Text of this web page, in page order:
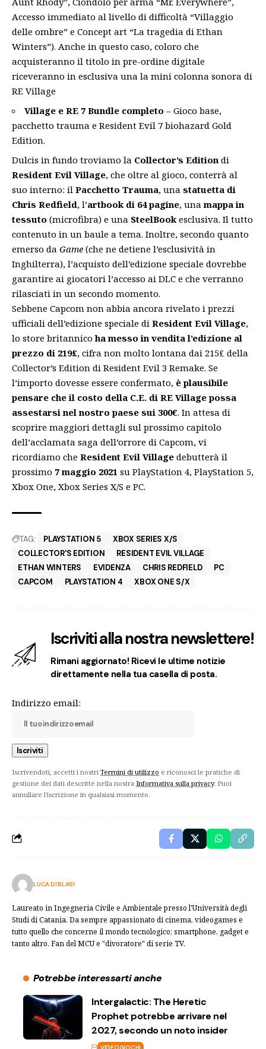
Accesso immediato al livello di difficoltà “Villaggio
delle ombre” e Concept art “La tragedia di Ethan
Winters”). Anche in questo caso, coloro che
acquisteranno il titolo in pre-ordine digitale
riceveranno in esclusiva una la mini colonna sonora di
RE Village
Village e RE 7 Bundle completo – Gioco base,
pacchetto trauma e Resident Evil 7 biohazard Gold
Edition.
Dulcis in fundo troviamo la Collector’s Edition di
Resident Evil Village, che oltre al gioco, conterrà al
suo interno: il Pacchetto Trauma, una statuetta di
Chris Redfield, l’artbook di 64 pagine, unamappa in
tessuto (microfibra) e una SteelBook esclusiva. Il tutto
contenuto in un baule a tema. Inoltre, secondo quanto
emerso da Game (che ne detiene l’esclusività in
Inghilterra), l’acquisto dell’edizione speciale dovrebbe
garantire ai giocatori l’accesso ai DLC e che verranno
rilasciati in un secondo momento.
Sebbene Capcom non abbia ancora rivelato i prezzi
ufficiali dell’edizione speciale di Resident Evil Village,
lo store britannicoha messo in vendita l’edizione al
prezzo di 219£, cifra non molto lontana dai 215£ della
Collector’s Edition di Resident Evil 3 Remake. Se
l’importo dovesse essere confermato, è plausibile
pensare che il costo della C.E. di RE Village possa
assestarsi nel nostro paese sui 300€. In attesa di
scoprire maggiori dettagli sul prossimo capitolo
dell’acclamata saga dell’orrore di Capcom, vi
ricordiamo che Resident Evil Village debutterà il
prossimo 7 maggio 2021 su PlayStation 4, PlayStation 5,
Xbox One, Xbox Series X/S e PC.
TAG: PLAYSTATION 5
XBOX SERIES X/S
COLLECTOR'S EDITION
RESIDENT EVIL VILLAGE
ETHAN WINTERS
EVIDENZA CHRIS REDFIELD
PC
CAPCOM
PLAYSTATION 4 XBOX ONE S/X
Iscriviti alla nostra newslettere!
Rimani aggiornato! Ricevi le ultime notizie
direttamente nella tua casella di posta.
Indirizzo email:
Iscrivendoti, accetti i nostri Termini di utilizzo e riconosci le pratiche di
gestione dei dati descritte nella nostra Informativa sulla privacy. Puoi
annullare l'iscrizione in qualsiasi momento.
LUCA DI BLASI
Laureato in Ingegneria Civile e Ambientale presso l'Università degli
Studi di Catania. Da sempre appassionato di cinema, videogames e
tutto quello che concerne il mondo tecnologico; smartphone, gadget e
tanto altro. Fan del MCU e "divoratore" di serie TV.
Potrebbe interessarti anche
Intergalactic: The Heretic
Prophet potrebbe arrivare nel
2027, secondo un noto insider
VIDEOGIOCHI